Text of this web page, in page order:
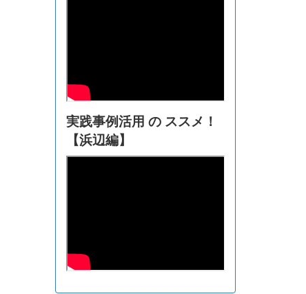
実践事例活用 の ススメ！
【浜辺編】